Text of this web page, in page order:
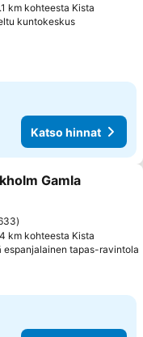
km kohteesta Kista
kuntokeskus
Katso hinnat
Gamla
km kohteesta Kista
espanjalainen tapas-ravintola